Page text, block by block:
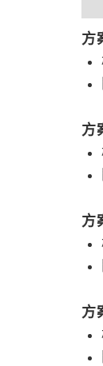
方
方
方
方